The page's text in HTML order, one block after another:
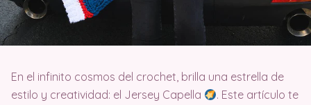
En el infinito cosmos del crochet, brilla una estrella de
estilo y creatividad: el Jersey Capella
. Este artículo te